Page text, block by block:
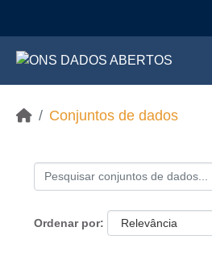
Conjuntos de dados
Ordenar por